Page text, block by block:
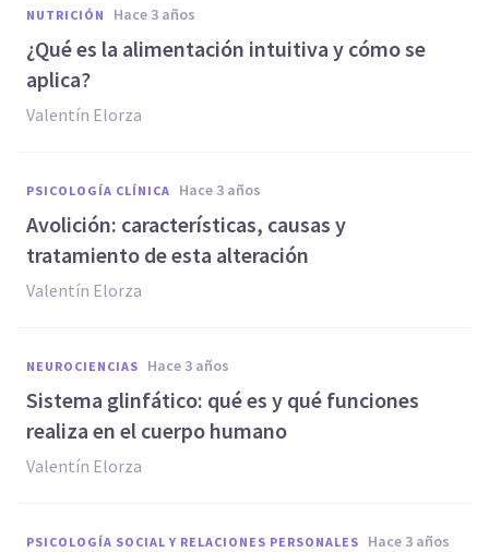
NUTRICIÓN hace 3 años
¿Qué es la alimentación intuitiva y cómo se
aplica?
Valentín Elorza
PSICOLOGÍA CLÍNICA hace 3 años
Avolición: características, causas y
tratamiento de esta alteración
Valentín Elorza
NEUROCIENCIAS hace 3 años
Sistema glinfático: qué es y qué funciones
realiza en el cuerpo humano
Valentín Elorza
PSICOLOGÍA SOCIAL Y RELACIONES PERSONALES hace 3 años